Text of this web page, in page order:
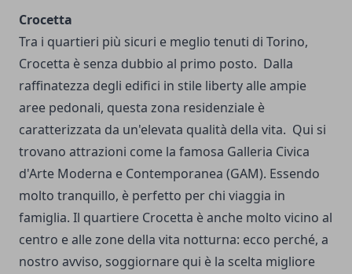
Crocetta
Tra i quartieri più sicuri e meglio tenuti di Torino,
Crocetta è senza dubbio al primo posto. Dalla
raffinatezza degli edifici in stile liberty alle ampie
aree pedonali, questa zona residenziale è
caratterizzata da un'elevata qualità della vita. Qui si
trovano attrazioni come la famosa Galleria Civica
d'Arte Moderna e Contemporanea (GAM). Essendo
molto tranquillo, è perfetto per chi viaggia in
famiglia. Il quartiere Crocetta è anche molto vicino al
centro e alle zone della vita notturna: ecco perché, a
nostro avviso, soggiornare qui è la scelta migliore